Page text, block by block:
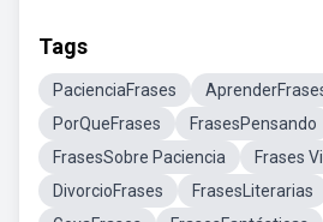
Tags
PacienciaFrases
PorQueFrases
FrasesPensando
FrasesSobre Paciencia
Frases
DivorcioFrases
FrasesLiterarias